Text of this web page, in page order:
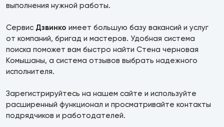
выполнения нужной работы.
Сервис Дзвинко имеет большую базу вакансий и услуг
от компаний, бригад и мастеров. Удобная система
поиска поможет вам быстро найти Стена черновая
Комышаны, а система отзывов выбрать надежного
исполнителя.
Зарегистрируйтесь на нашем сайте и используйте
расширенный функционал и просматривайте контакты
подрядчиков и работодателей.